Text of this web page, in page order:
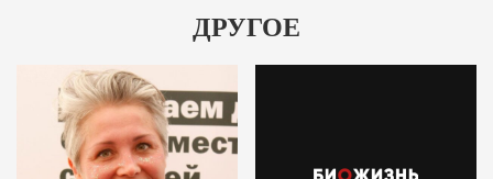
ДРУГОЕ